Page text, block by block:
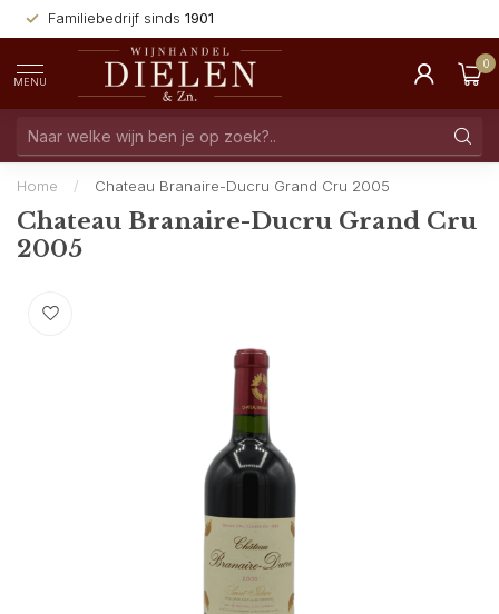
Familiebedrijf sinds 1901
MENU
0
Home / Chateau Branaire-Ducru Grand Cru 2005
Chateau Branaire-Ducru Grand Cru
2005